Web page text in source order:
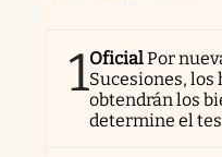
1OficialPor
Sucesiones, los
obtendrán los
determine el